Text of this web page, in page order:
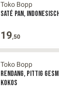
Toko Bopp
SATÉ PAN,
19,50
Toko Bopp
RENDANG, PITTIG
KOKOS